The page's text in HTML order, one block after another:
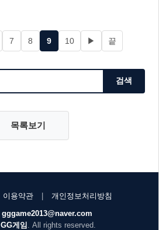
7 8 9 10 ▶ 끝
검색
목록보기
이용약관
개인정보처리방침
gggame2013@naver.com
GG게임 . All rights reserved.